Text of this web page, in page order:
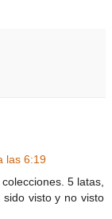
las 6:19
5 latas,
visto y no visto